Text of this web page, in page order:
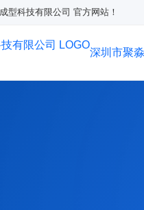
型科技有限公司 官方网站！
深圳市聚